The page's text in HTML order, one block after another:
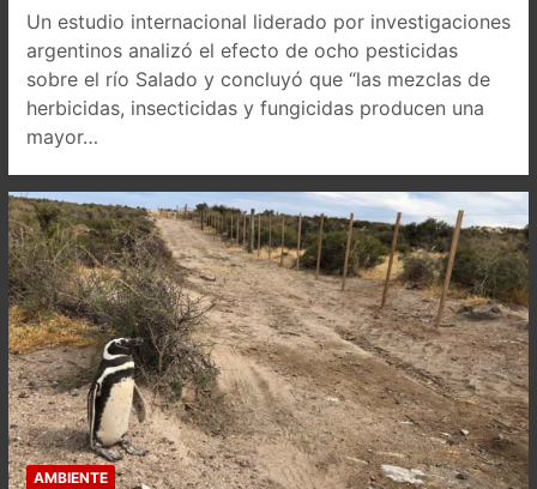
Un estudio internacional liderado por investigaciones
argentinos analizó el efecto de ocho pesticidas
sobre el río Salado y concluyó que “las mezclas de
herbicidas, insecticidas y fungicidas producen una
mayor…
AMBIENTE